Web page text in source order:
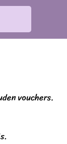
vouchers.